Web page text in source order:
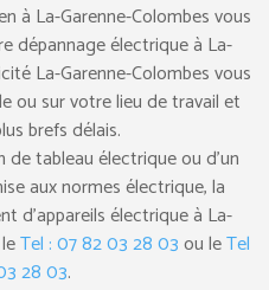
à La-Garenne-Colombes vous
dépannage électrique à La-
La-Garenne-Colombes vous
ou sur votre lieu de travail et
brefs délais.
de tableau électrique ou d’un
aux normes électrique, la
d’appareils électrique à La-
Tel : 07 82 03 28 03ou leTel
28 03.